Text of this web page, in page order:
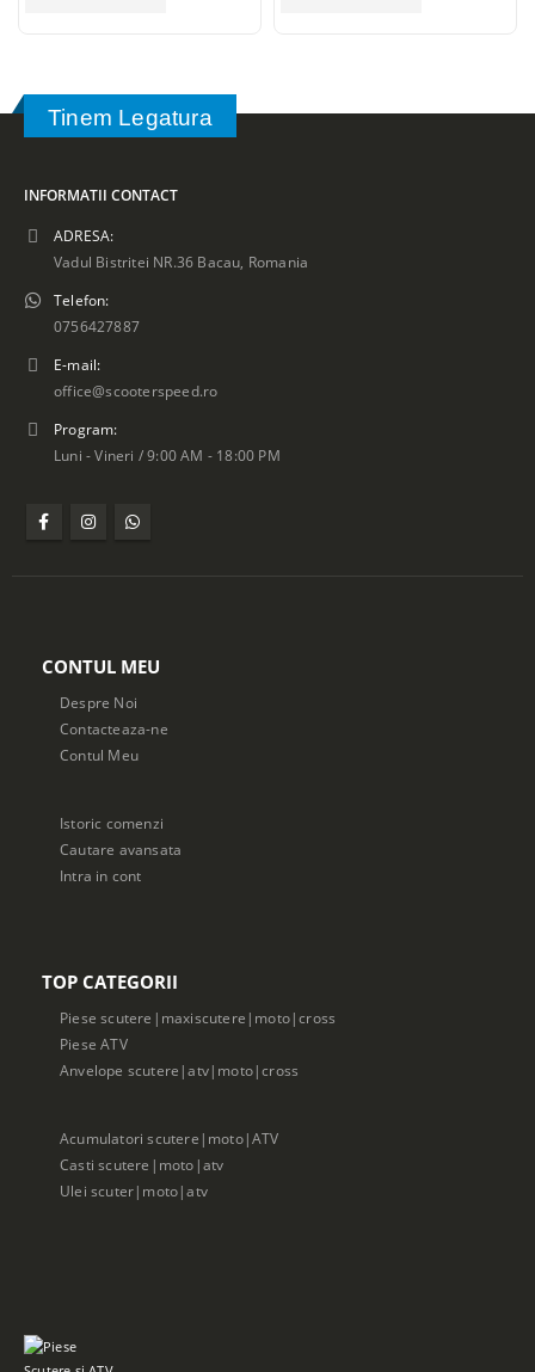
Tinem Legatura
INFORMATII CONTACT
ADRESA:
Vadul Bistritei NR.36 Bacau, Romania
Telefon:
0756427887
E-mail:
office@scooterspeed.ro
Program:
Luni - Vineri / 9:00 AM - 18:00 PM
CONTUL MEU
Despre Noi
Contacteaza-ne
Contul Meu
Istoric comenzi
Cautare avansata
Intra in cont
TOP CATEGORII
Piese scutere|maxiscutere|moto|cross
Piese ATV
Anvelope scutere|atv|moto|cross
Acumulatori scutere|moto|ATV
Casti scutere|moto|atv
Ulei scuter|moto|atv